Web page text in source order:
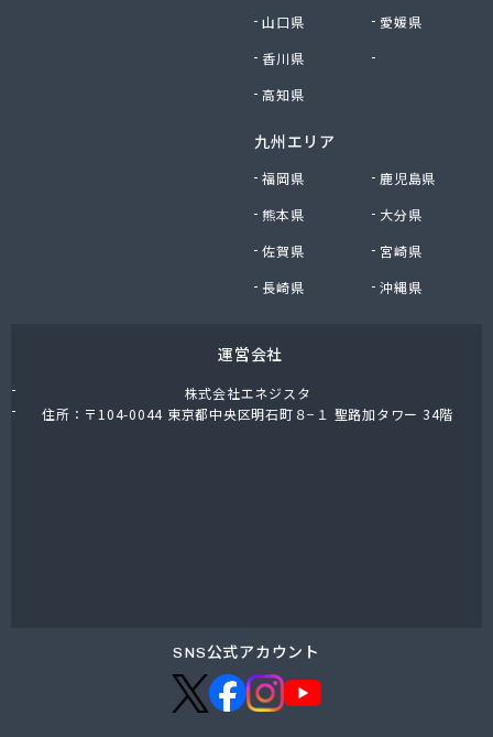
田邊工業株式会社 佐野工場
田邊工業株式会社 足利営業所
東京ガスエネルギー株式会社 宇都宮サービスセン
東上ガス株式会社 真岡営業所
東上ガス株式会社 那須営業所
栃木液化ガス株式会社
栃木県プロパンガス商業協同組合
栃木石油株式会社 本社
日東瓦斯株式会社 南河内営業所
日本ガス株式会社 宇都宮営業所
山口県
愛媛県
香川県
高知県
九州エリア
福岡県
鹿児島県
熊本県
大分県
佐賀県
宮崎県
長崎県
沖縄県
運営会社
株式会社エネジスタ
住所：〒104-0044 東京都中央区明石町８−１ 聖路加タワー 34階
SNS公式アカウント